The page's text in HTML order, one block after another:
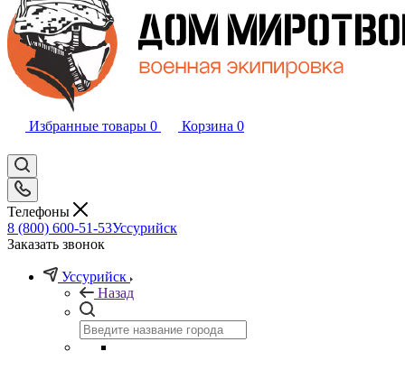
Избранные товары 0 Корзина 0
Телефоны
8 (800) 600-51-53Уссурийск
Заказать звонок
Уссурийск
Назад